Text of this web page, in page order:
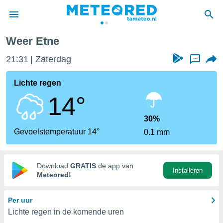
door
verstrekte
hoge
hebt de
voor
op basis
Weer Etne
21:31 Zaterdag ...
Lichte regen
14°
Gevoelstemperatuur 14°
30%
0.1 mm
Download GRATIS de app van
Meteored!
Installeren
Per uur
Lichte regen in de komende uren